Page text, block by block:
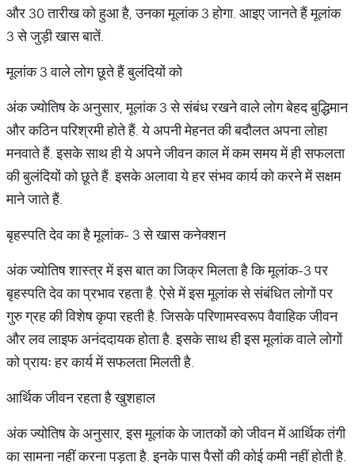
और 30 तारीख को हुआ है, उनका मूलांक 3 होगा. आइए जानते हैं मूलांक
3 से जुड़ी खास बातें.
मूलांक 3 वाले लोग छूते हैं बुलंदियों को
अंक ज्योतिष के अनुसार, मूलांक 3 से संबंध रखने वाले लोग बेहद बुद्धिमान
और कठिन परिश्रमी होते हैं. ये अपनी मेहनत की बदौलत अपना लोहा
मनवाते हैं. इसके साथ ही ये अपने जीवन काल में कम समय में ही सफलता
की बुलंदियों को छूते हैं. इसके अलावा ये हर संभव कार्य को करने में सक्षम
माने जाते हैं.
बृहस्पति देव का है मूलांक- 3 से खास कनेक्शन
अंक ज्योतिष शास्त्र में इस बात का जिक्र मिलता है कि मूलांक-3 पर
बृहस्पति देव का प्रभाव रहता है. ऐसे में इस मूलांक से संबंधित लोगों पर
गुरु ग्रह की विशेष कृपा रहती है. जिसके परिणामस्वरूप वैवाहिक जीवन
और लव लाइफ अनंददायक होता है. इसके साथ ही इस मूलांक वाले लोगों
को प्रायः हर कार्य में सफलता मिलती है.
आर्थिक जीवन रहता है खुशहाल
अंक ज्योतिष के अनुसार, इस मूलांक के जातकों को जीवन में आर्थिक तंगी
का सामना नहीं करना पड़ता है. इनके पास पैसों की कोई कमी नहीं होती है.